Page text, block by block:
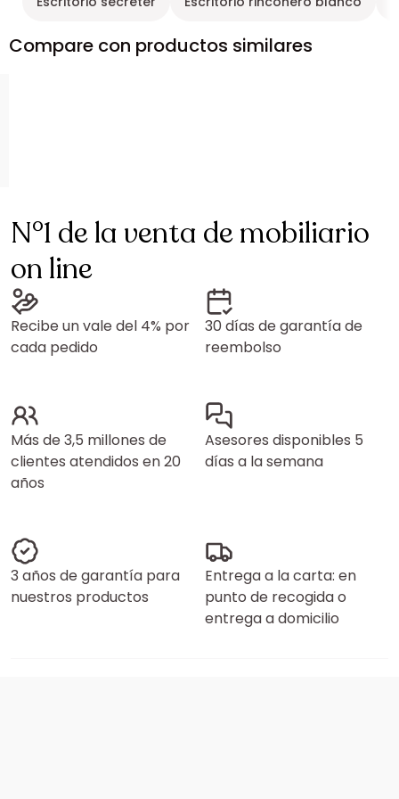
Compare con productos similares
N°1 de la venta de mobiliario
on line
Recibe un vale del 4% por
cada pedido
30 días de garantía de
reembolso
Más de 3,5 millones de
clientes atendidos en 20
años
Asesores disponibles 5
días a la semana
3 años de garantía para
nuestros productos
Entrega a la carta: en
punto de recogida o
entrega a domicilio